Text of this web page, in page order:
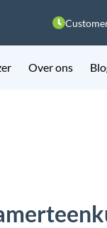
Over ons